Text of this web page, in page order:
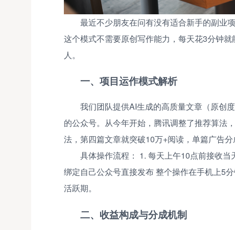
最近不少朋友在问有没有适合新手的副业
这个模式不需要原创写作能力，每天花3分钟
人。
一、项目运作模式解析
我们团队提供AI生成的高质量文章（原创
的公众号。从今年开始，腾讯调整了推荐算法
法，第四篇文章就突破10万+阅读，单篇广告分
具体操作流程： 1. 每天上午10点前接收
绑定自己公众号直接发布 整个操作在手机上5
活跃期。
二、收益构成与分成机制